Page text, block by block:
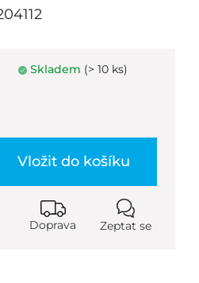
Skladem (> 10 ks)
Vložit do košíku
Doprava Zeptat se